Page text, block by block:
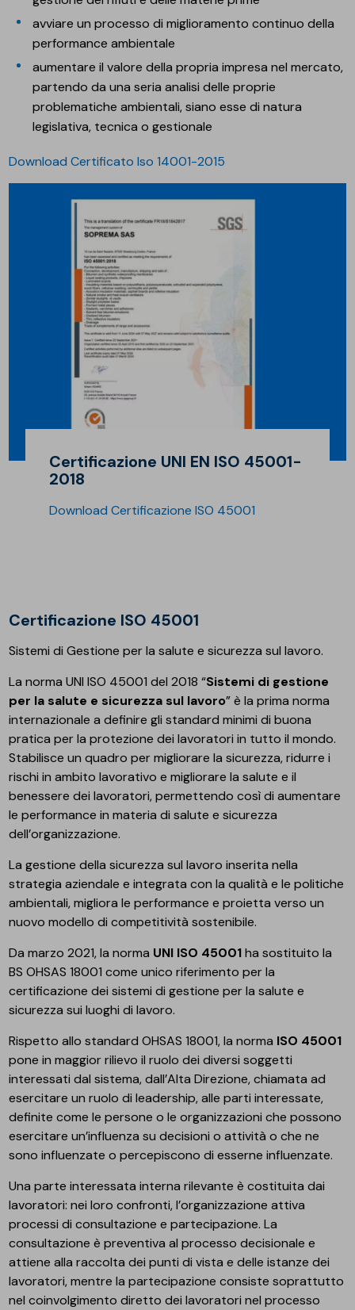
avviare un processo di miglioramento continuo della
performance ambientale
aumentare il valore della propria impresa nel mercato,
partendo da una seria analisi delle proprie
problematiche ambientali, siano esse di natura
legislativa, tecnica o gestionale
Download Certificato Iso 14001-2015
Certificazione UNI EN ISO 45001-
2018
Download Certificazione ISO 45001
Certificazione ISO 45001
Sistemi di Gestione per la salute e sicurezza sul lavoro.
La norma UNI ISO 45001 del 2018 “Sistemi di gestione
per la salute e sicurezza sul lavoro” è la prima norma
internazionale a definire gli standard minimi di buona
pratica per la protezione dei lavoratori in tutto il mondo.
Stabilisce un quadro per migliorare la sicurezza, ridurre i
rischi in ambito lavorativo e migliorare la salute e il
benessere dei lavoratori, permettendo così di aumentare
le performance in materia di salute e sicurezza
dell’organizzazione.
La gestione della sicurezza sul lavoro inserita nella
strategia aziendale e integrata con la qualità e le politiche
ambientali, migliora le performance e proietta verso un
nuovo modello di competitività sostenibile.
Da marzo 2021, la norma UNI ISO 45001ha sostituito la
BS OHSAS 18001 come unico riferimento per la
certificazione dei sistemi di gestione per la salute e
sicurezza sui luoghi di lavoro.
Rispetto allo standard OHSAS 18001, la norma ISO 45001
pone in maggior rilievo il ruolo dei diversi soggetti
interessati dal sistema, dall’Alta Direzione, chiamata ad
esercitare un ruolo di leadership, alle parti interessate,
definite come le persone o le organizzazioni che possono
esercitare un’influenza su decisioni o attività o che ne
sono influenzate o percepiscono di esserne influenzate.
Una parte interessata interna rilevante è costituita dai
lavoratori: nei loro confronti, l’organizzazione attiva
processi di consultazione e partecipazione. La
consultazione è preventiva al processo decisionale e
attiene alla raccolta dei punti di vista e delle istanze dei
lavoratori, mentre la partecipazione consiste soprattutto
nel coinvolgimento diretto dei lavoratori nel processo